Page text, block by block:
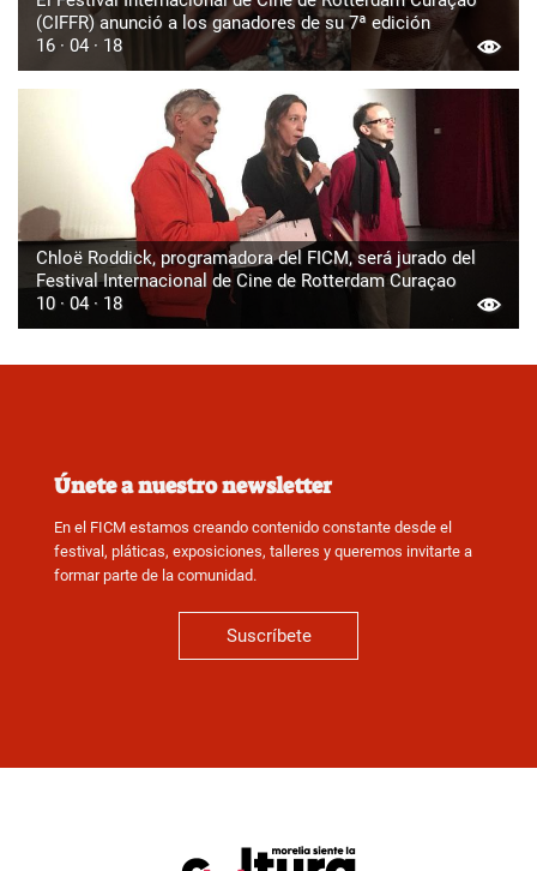
(CIFFR) anunció a los ganadores de su 7ª edición
16 · 04 · 18
Chloë Roddick, programadora del FICM, será jurado del
Festival Internacional de Cine de Rotterdam Curaçao
10 · 04 · 18
Únete a nuestro newsletter
En el FICM estamos creando contenido constante desde el
festival, pláticas, exposiciones, talleres y queremos invitarte a
formar parte de la comunidad.
Suscríbete